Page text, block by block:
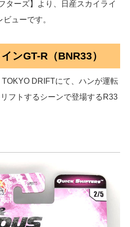
ターズ】より、日産スカイライ
ューです。
ンGT-R（BNR33）
DRIFTにて、ハンが運転
フトするシーンで登場するR33